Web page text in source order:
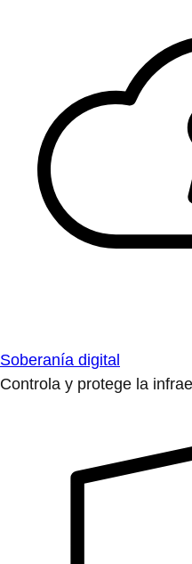
Soberanía digital
Controla y protege la